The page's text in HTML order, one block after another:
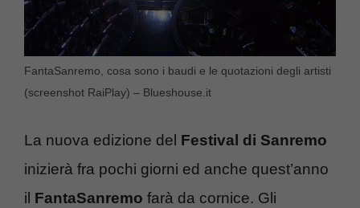
FantaSanremo, cosa sono i baudi e le quotazioni degli artisti
(screenshot RaiPlay) – Blueshouse.it
La nuova edizione del Festival di Sanremo
inizierà fra pochi giorni ed anche quest’anno
il FantaSanremo farà da cornice. Gli